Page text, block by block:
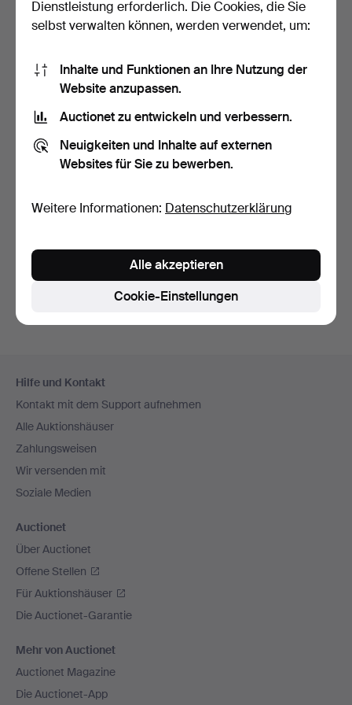
MODESCHMUCK Konvolut
unedle Metalle.
10 Tage
Schätzwert
Beendete Auktionen aus unserem
Archivsuchen.
Navigation
Hilfe und Kontakt
Kontakt mit dem Support aufnehmen
Alle Auktionshäuser
Zahlungsweisen
Wir versenden mit
Soziale Medien
Auctionet
Über Auctionet
Offene Stellen
Für Auktionshäuser
Die Auctionet-Garantie
Mehr von Auctionet
Auctionet Magazine
Die Auctionet-App
Dienstleistung erforderlich. Die Cookies, die Sie
selbst verwalten können, werden verwendet, um:
Inhalte und Funktionen an Ihre Nutzung der
Website anzupassen.
Auctionet zu entwickeln und verbessern.
Neuigkeiten und Inhalte auf externen
Websites für Sie zu bewerben.
Weitere Informationen: Datenschutzerklärung
Cookie-Einstellungen
Alle akzeptieren